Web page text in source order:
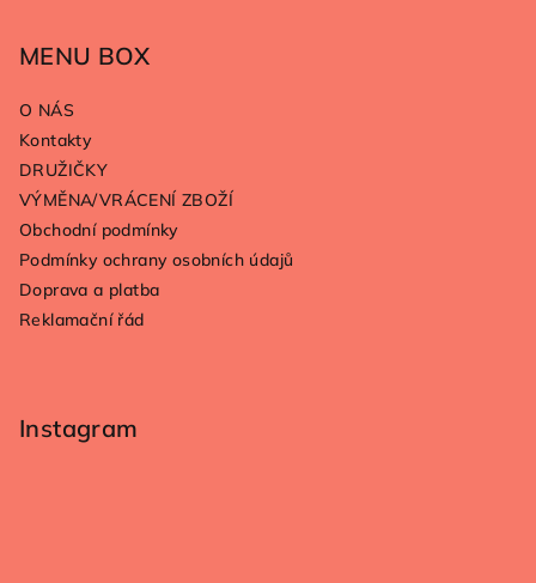
MENU BOX
O NÁS
Kontakty
DRUŽIČKY
VÝMĚNA/VRÁCENÍ ZBOŽÍ
Obchodní podmínky
Podmínky ochrany osobních údajů
Doprava a platba
Reklamační řád
Instagram